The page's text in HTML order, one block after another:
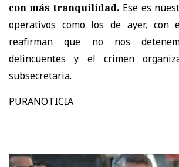
con más tranquilidad. Ese es
operativos como los de ayer, con
reafirman que no nos
delincuentes y el crimen
subsecretaria.
PURANOTICIA